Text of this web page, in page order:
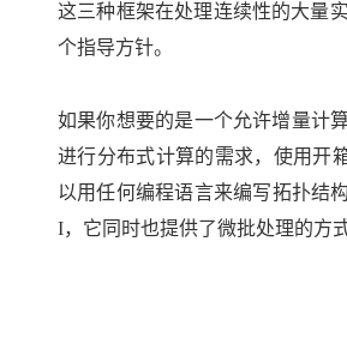
这三种框架在处理连续性的大量
个指导方针。
如果你想要的是一个允许增量计
进行分布式计算的需求，使用开
以用任何编程语言来编写拓扑结
I，它同时也提供了微批处理的方式